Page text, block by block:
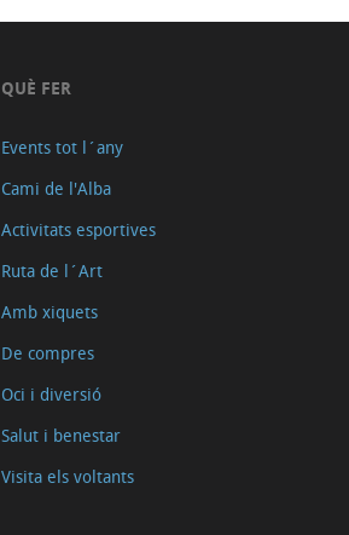
QUÈ FER
Events tot l´any
Cami de l'Alba
Activitats esportives
Ruta de l´Art
Amb xiquets
De compres
Oci i diversió
Salut i benestar
Visita els voltants